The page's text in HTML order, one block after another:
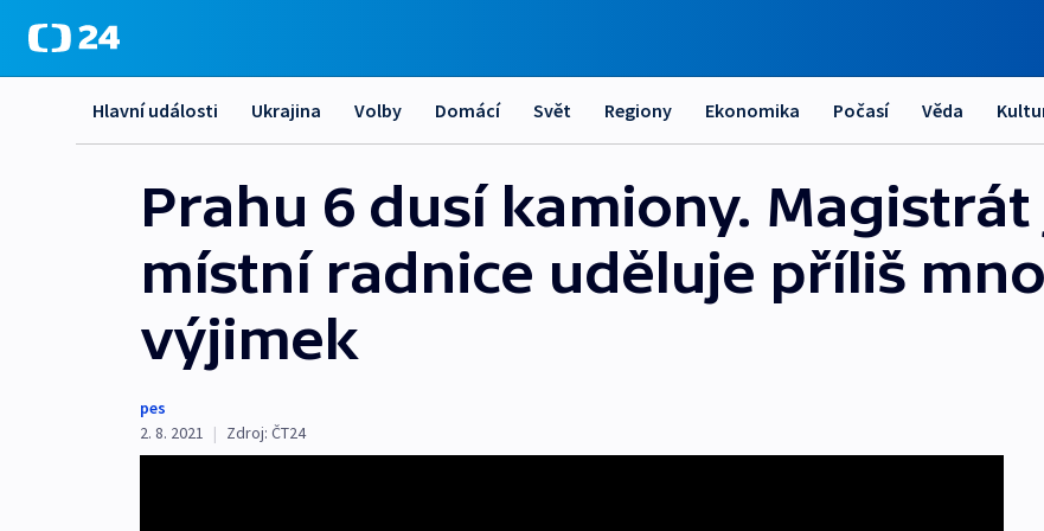
Hlavní události Ukrajina Volby Domácí Svět Regiony Ekonomika Počasí Věda
Prahu 6 dusí kamiony.
místní radnice uděluje příliš
výjimek
pes
2. 8. 2021 | Zdroj: ČT24